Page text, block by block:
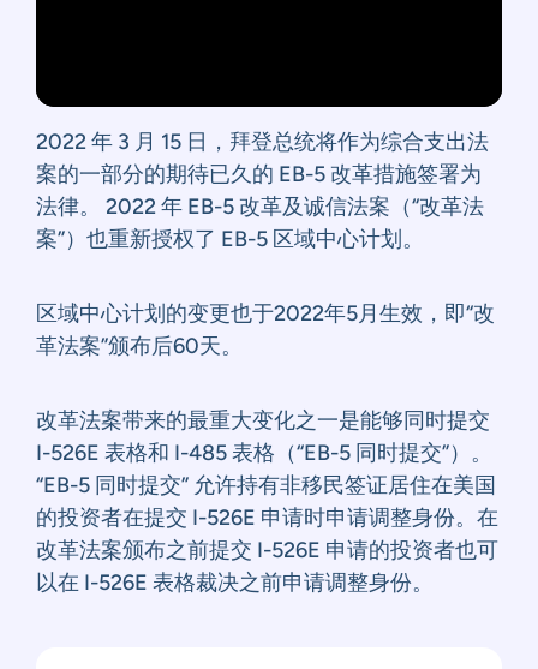
2022 年 3 月 15 日，拜登总统将作为综合支出法
案的一部分的期待已久的 EB-5 改革措施签署为
法律。 2022 年 EB-5 改革及诚信法案（“改革法
案”）也重新授权了 EB-5 区域中心计划。
区域中心计划的变更也于2022年5月生效，即“改
革法案”颁布后60天。
改革法案带来的最重大变化之一是能够同时提交
I-526E 表格和 I-485 表格（“EB-5 同时提交”）。
“EB-5 同时提交” 允许持有非移民签证居住在美国
的投资者在提交 I-526E 申请时申请调整身份。在
改革法案颁布之前提交 I-526E 申请的投资者也可
以在 I-526E 表格裁决之前申请调整身份。